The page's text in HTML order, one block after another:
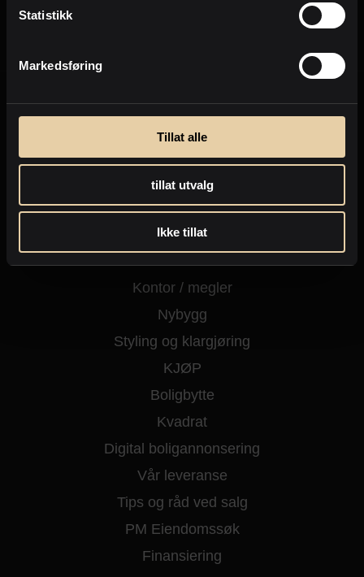
Statistikk
Markedsføring
Tillat alle
tillat utvalg
Ikke tillat
Selge eiendom
Kjøpe eiendom
Fritidseiendom
Kontor / megler
Nybygg
Styling og klargjøring
KJØP
Boligbytte
Kvadrat
Digital boligannonsering
Vår leveranse
Tips og råd ved salg
PM Eiendomssøk
Finansiering